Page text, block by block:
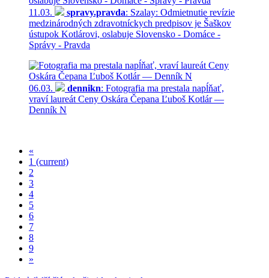
11.03. spravy.pravda: Szalay: Odmietnutie revízie
medzinárodných zdravotníckych predpisov je Šaškov
ústupok Kotlárovi, oslabuje Slovensko - Domáce -
Správy - Pravda
06.03. dennikn: Fotografia ma prestala napĺňať,
vraví laureát Ceny Oskára Čepana Ľuboš Kotlár —
Denník N
«
1 (current)
2
3
4
5
6
7
8
9
»